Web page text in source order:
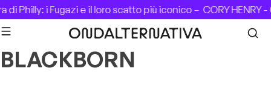
Skip to content
di Philly: i Fugazi e il loro scatto più iconico – CORY HENRY
BLACKBORN